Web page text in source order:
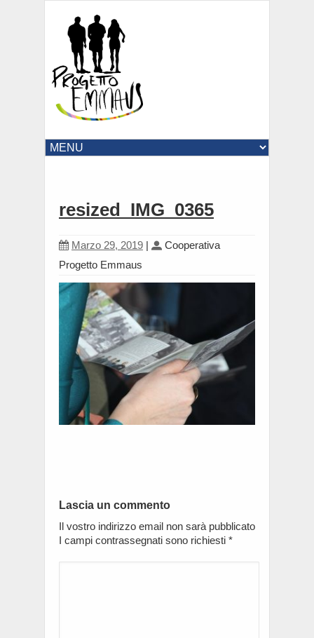
resized_IMG_0365
Marzo 29, 2019 |
Cooperativa
Progetto Emmaus
Lascia un commento
Il vostro indirizzo email non sarà pubblicato
I campi contrassegnati sono richiesti *